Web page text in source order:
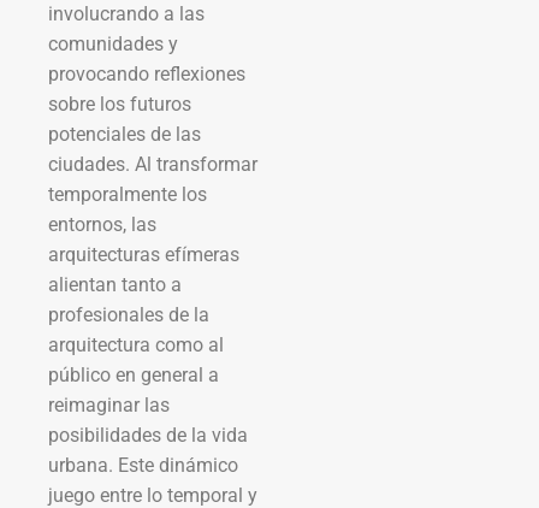
involucrando a las
comunidades y
provocando reflexiones
sobre los futuros
potenciales de las
ciudades. Al transformar
temporalmente los
entornos, las
arquitecturas efímeras
alientan tanto a
profesionales de la
arquitectura como al
público en general a
reimaginar las
posibilidades de la vida
urbana. Este dinámico
juego entre lo temporal y